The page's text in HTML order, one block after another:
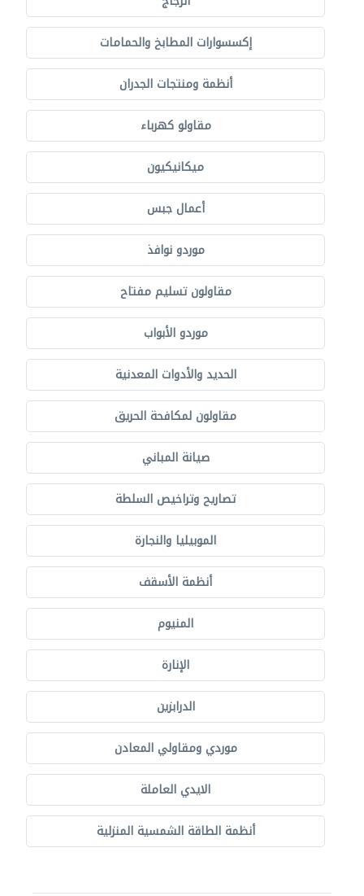
إكسسوارات المطابخ والحمامات
أنظمة ومنتجات الجدران
مقاولو كهرباء
ميكانيكيون
أعمال جبس
موردو نوافذ
مقاولون تسليم مفتاح
موردو الأبواب
الحديد والأدوات المعدنية
مقاولون لمكافحة الحريق
صيانة المباني
تصاريح وتراخيص السلطة
الموبيليا والنجارة
أنظمة الأسقف
المنيوم
الإنارة
الدرابزين
موردي ومقاولي المعادن
الايدي العاملة
أنظمة الطاقة الشمسية المنزلية